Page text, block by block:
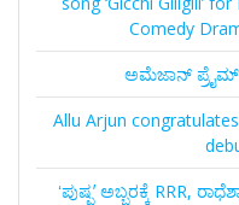
Comedy
ಅಮೆಜಾನ್‌ ಪ್ರೈಮ್‌
Allu Arjun
ʻಪುಷ್ಪʼ ಅಬ್ಬರಕ್ಕೆ RRR,